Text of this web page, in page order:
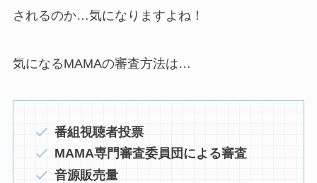
されるのか…気になりますよね！
気になるMAMAの審査方法は…
番組視聴者投票
MAMA専門審査委員団による審査
音源販売量